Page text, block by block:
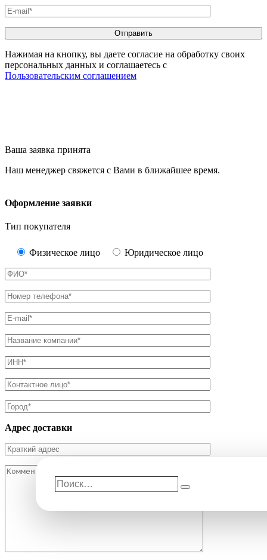
Нажимая на кнопку, вы даете согласие на обработку своих
персональных данных и соглашаетесь с
Пользовательским соглашением
Ваша заявка принята
Наш менеджер свяжется с Вами в ближайшее время.
Оформление заявки
Тип покупателя
Физическое лицо Юридическое лицо
Адрес доставки
Поиск…
Поиск